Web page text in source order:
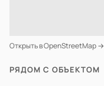
Открыть в OpenStreetMap →
РЯДОМ С ОБЪЕКТОМ